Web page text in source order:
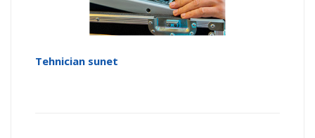
Tehnician sunet